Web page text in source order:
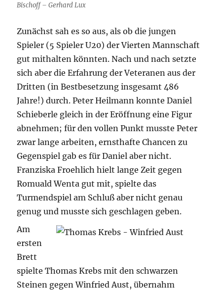
Bischoff – Gerhard Lux
Zunächst sah es so aus, als ob die jungen
Spieler (5 Spieler U20) der Vierten Mannschaft
gut mithalten könnten. Nach und nach setzte
sich aber die Erfahrung der Veteranen aus der
Dritten (in Bestbesetzung insgesamt 486
Jahre!) durch. Peter Heilmann konnte Daniel
Schieberle gleich in der Eröffnung eine Figur
abnehmen; für den vollen Punkt musste Peter
zwar lange arbeiten, ernsthafte Chancen zu
Gegenspiel gab es für Daniel aber nicht.
Franziska Froehlich hielt lange Zeit gegen
Romuald Wenta gut mit, spielte das
Turmendspiel am Schluß aber nicht genau
genug und musste sich geschlagen geben.
Am
ersten
Brett
spielte Thomas Krebs mit den schwarzen
Steinen gegen Winfried Aust, übernahm